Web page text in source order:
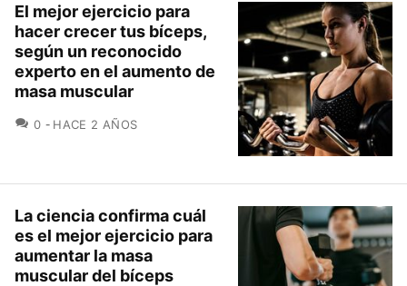
El mejor ejercicio para
hacer crecer tus bíceps,
según un reconocido
experto en el aumento de
masa muscular
0 COMENTARIOS
HACE 2 AÑOS
La ciencia confirma cuál
es el mejor ejercicio para
aumentar la masa
muscular del bíceps